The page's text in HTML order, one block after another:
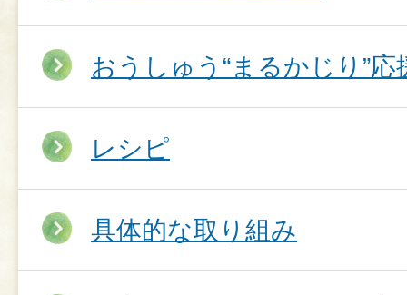
おうしゅう“まるかじり”応
レシピ
具体的な取り組み